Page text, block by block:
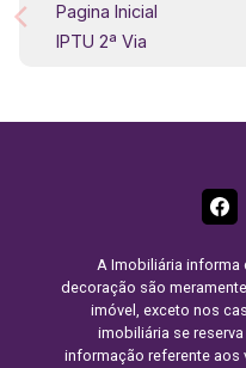
Pagina Inicial
IPTU 2ª Via
A Imobiliária informa
decoração são
imóvel, exceto nos
imobiliária se
informação referente aos